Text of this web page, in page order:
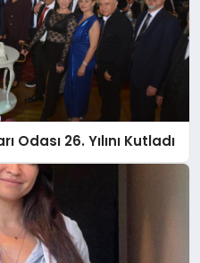
26. Yılını Kutladı